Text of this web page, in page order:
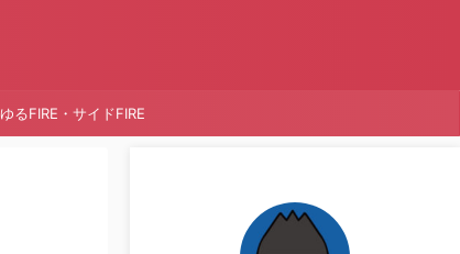
ゆるFIRE・サイドFIRE